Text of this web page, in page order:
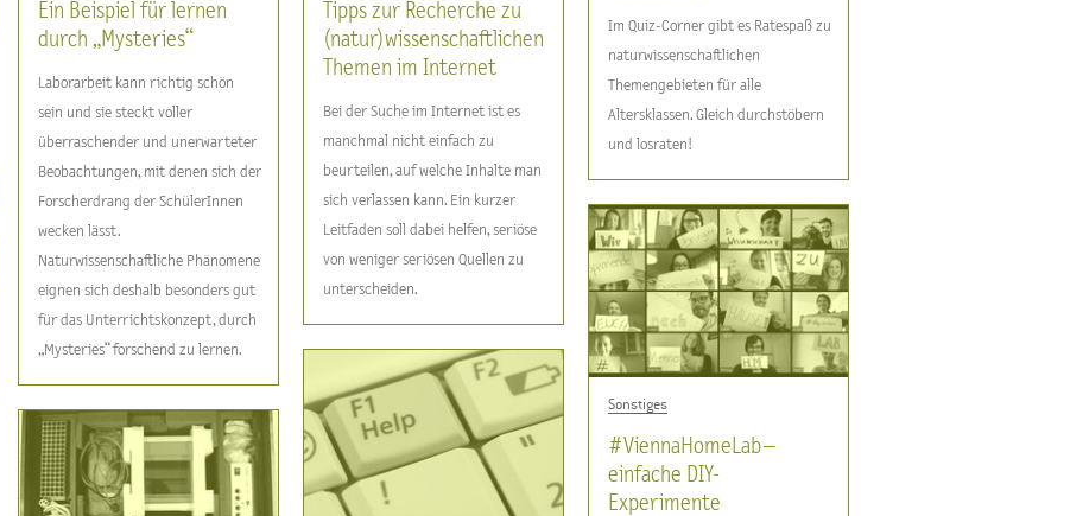
Ein Beispiel für lernen
durch „Mysteries“
Laborarbeit kann richtig schön
sein und sie steckt voller
überraschender und unerwarteter
Beobachtungen, mit denen sich der
Forscherdrang der SchülerInnen
wecken lässt.
Naturwissenschaftliche Phänomene
eignen sich deshalb besonders gut
für das Unterrichtskonzept, durch
„Mysteries“ forschend zu lernen.
Tipps zur Recherche zu
(natur)wissenschaftlichen
Themen im Internet
Bei der Suche im Internet ist es
manchmal nicht einfach zu
beurteilen, auf welche Inhalte man
sich verlassen kann. Ein kurzer
Leitfaden soll dabei helfen, seriöse
von weniger seriösen Quellen zu
unterscheiden.
Im Quiz-Corner gibt es Ratespaß zu
naturwissenschaftlichen
Themengebieten für alle
Altersklassen. Gleich durchstöbern
und losraten!
Sonstiges
#ViennaHomeLab –
einfache DIY-
Experimente